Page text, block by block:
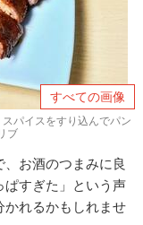
すべての画像
パイスをすり込んでパン
ブ
、お酒のつまみに良
ぱすぎた」という声
かれるかもしれませ